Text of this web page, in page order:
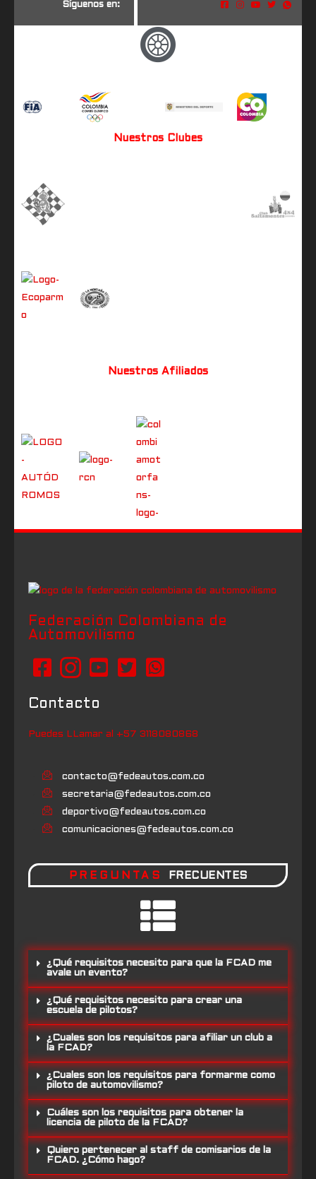
Síguenos en:
Nuestros Clubes
Nuestros Afiliados
Federación Colombiana de
Automovilismo
Contacto
Puedes LLamar al +57 3118080868
contacto@fedeautos.com.co
secretaria@fedeautos.com.co
deportivo@fedeautos.com.co
comunicaciones@fedeautos.com.co
PREGUNTAS FRECUENTES
¿Qué requisitos necesito para que la FCAD me
avale un evento?
¿Qué requisitos necesito para crear una
escuela de pilotos?
¿Cuales son los requisitos para afiliar un club a
la FCAD?
¿Cuales son los requisitos para formarme como
piloto de automovilismo?
Cuáles son los requisitos para obtener la
licencia de piloto de la FCAD?
Quiero pertenecer al staff de comisarios de la
FCAD. ¿Cómo hago?